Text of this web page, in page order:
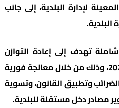
لإدارة البلدية، إلى جانب
تهدف إلى إعادة التوازن
المالي للبلدية بدءًا من عام 2026، وذلك من خلال معالجة فورية
وتطبيق القانون، وتسوية
مصادر دخل مستقلة للبلدية.